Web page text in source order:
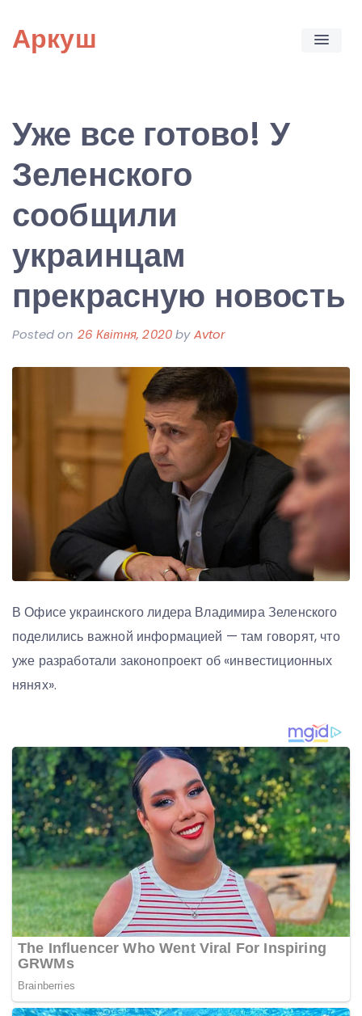
content
Аркуш
Уже все готово! У
Зеленского
сообщили
украинцам
прекрасную новость
Posted on 26 Квітня, 2020byAvtor
В Офисе украинского лидера Владимира Зеленского
поделились важной информацией — там говорят, что
уже разработали законопроект об «инвестиционных
нянях».